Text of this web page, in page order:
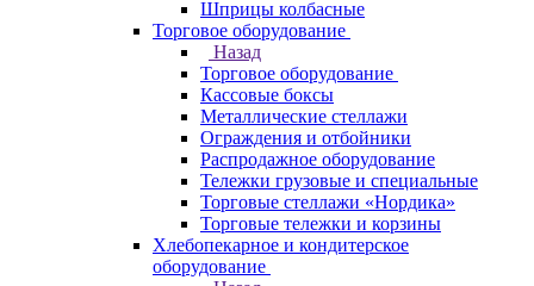
Шприцы колбасные
Торговое оборудование
Назад
Торговое оборудование
Кассовые боксы
Металлические стеллажи
Ограждения и отбойники
Распродажное оборудование
Тележки грузовые и специальные
Торговые стеллажи «Нордика»
Торговые тележки и корзины
Хлебопекарное и кондитерское
оборудование